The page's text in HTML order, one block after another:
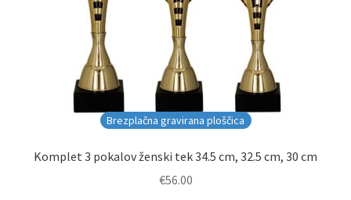
Brezplačna gravirana ploščica
Komplet 3 pokalov ženski tek 34.5 cm, 32.5 cm, 30 cm
€56.00